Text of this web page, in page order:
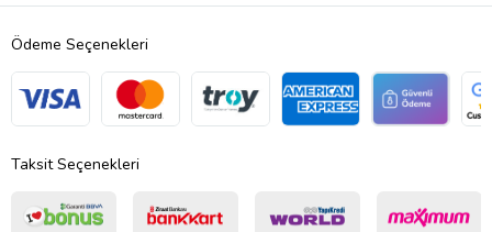
Ödeme Seçenekleri
Taksit Seçenekleri